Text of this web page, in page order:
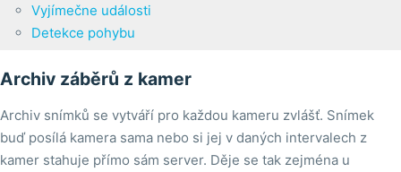
Vyjímečne události
Detekce pohybu
Archiv záběrů z kamer
Archiv snímků se vytváří pro každou kameru zvlášť. Snímek
buď posílá kamera sama nebo si jej v daných intervalech z
kamer stahuje přímo sám server. Děje se tak zejména u